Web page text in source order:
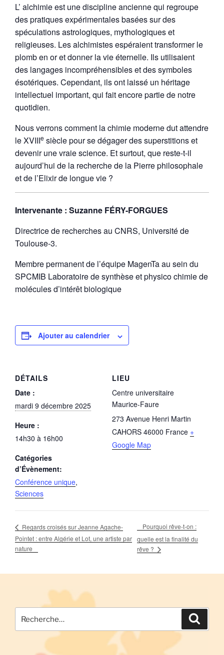
L’ alchimie est une discipline ancienne qui regroupe
des pratiques expérimentales basées sur des
spéculations astrologiques, mythologiques et
religieuses. Les alchimistes espéraient transformer le
plomb en or et donner la vie éternelle. Ils utilisaient
des langages incompréhensibles et des symboles
ésotériques. Cependant, ils ont laissé un héritage
intellectuel important, qui fait encore partie de notre
quotidien.
Nous verrons comment la chimie moderne dut attendre
le XVIIIe siècle pour se dégager des superstitions et
devenir une vraie science. Et surtout, que reste-t-il
aujourd’hui de la recherche de la Pierre philosophale
et de l’Elixir de longue vie ?
Intervenante : Suzanne FÉRY-FORGUES
Directrice de recherches au CNRS, Université de
Toulouse-3.
Membre permanent de l’équipe MagenTa au sein du
SPCMIB Laboratoire de synthèse et physico chimie de
molécules d’intérêt biologique
Ajouter au calendrier
DÉTAILS
Date :
mardi 9 décembre 2025
Heure :
14h30 à 16h00
Catégories
d’Évènement:
Conférence unique,
Sciences
LIEU
Centre universitaire
Maurice-Faure
273 Avenue Henri Martin
CAHORS 46000 France +
Google Map
Regards croisés sur Jeanne Agache-
Pointet : entre Algérie et Lot, une artiste par
nature
Pourquoi rêve-t-on :
quelle est la finalité du
rêve ?
pour